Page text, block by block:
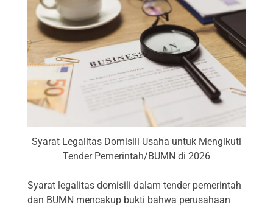
Syarat Legalitas Domisili Usaha untuk Mengikuti
Tender Pemerintah/BUMN di 2026
Syarat legalitas domisili dalam tender pemerintah
dan BUMN mencakup bukti bahwa perusahaan